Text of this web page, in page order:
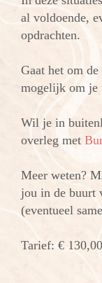
al voldoende,
opdrachten.
Gaat het om
mogelijk om je
Wil je in
overleg met
Meer weten?
jou in de buurt
(eventueel
Tarief: €